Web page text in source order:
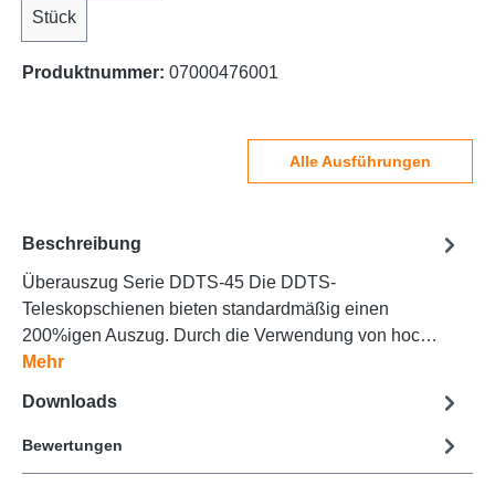
Stück
Produktnummer: 07000476001
Alle Ausführungen
Beschreibung
Überauszug Serie DDTS-45 Die DDTS-
Teleskopschienen bieten standardmäßig einen
200%igen Auszug. Durch die Verwendung von hoc…
Mehr
Downloads
Bewertungen